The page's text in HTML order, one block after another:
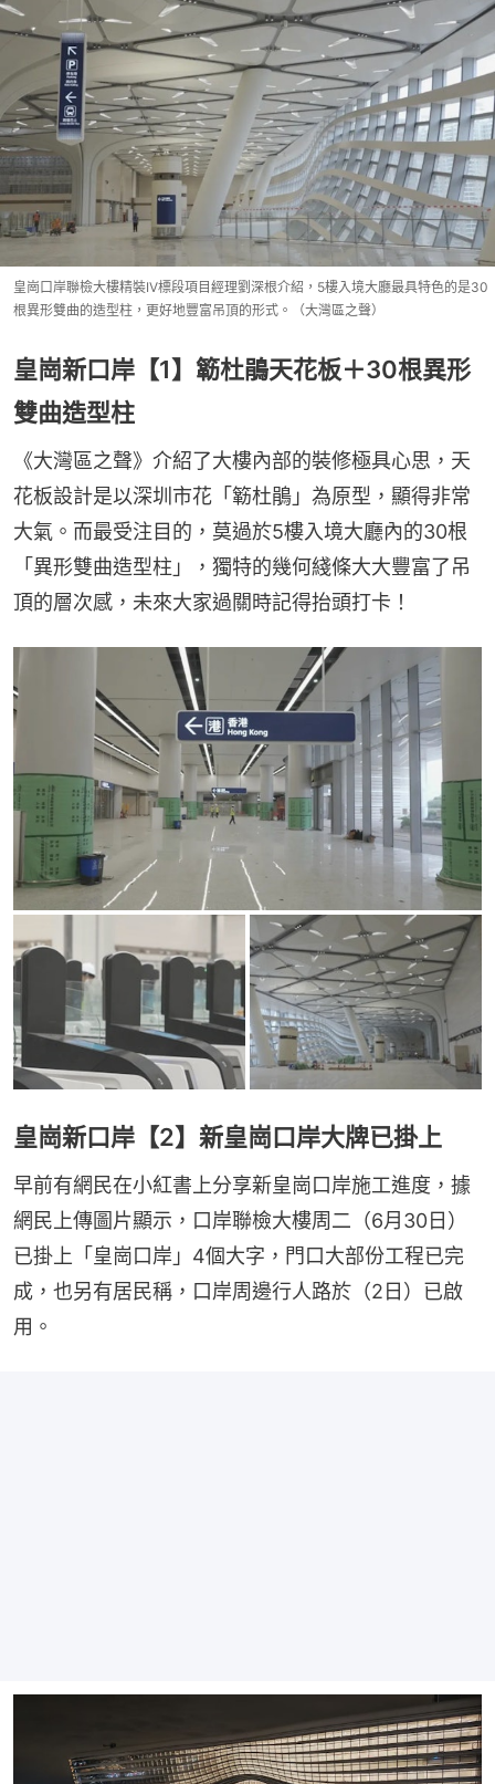
皇崗口岸聯檢大樓精裝IV標段項目經理劉深根介紹，5樓入境大廳最具特色的是30
根異形雙曲的造型柱，更好地豐富吊頂的形式。（大灣區之聲）
皇崗新口岸【1】簕杜鵑天花板＋30根異形
雙曲造型柱
《大灣區之聲》介紹了大樓內部的裝修極具心思，天
花板設計是以深圳市花「簕杜鵑」為原型，顯得非常
大氣。而最受注目的，莫過於5樓入境大廳內的30根
「異形雙曲造型柱」，獨特的幾何綫條大大豐富了吊
頂的層次感，未來大家過關時記得抬頭打卡！
皇崗新口岸【2】新皇崗口岸大牌已掛上
早前有網民在小紅書上分享新皇崗口岸施工進度，據
網民上傳圖片顯示，口岸聯檢大樓周二（6月30日）
已掛上「皇崗口岸」4個大字，門口大部份工程已完
成，也另有居民稱，口岸周邊行人路於（2日）已啟
用。